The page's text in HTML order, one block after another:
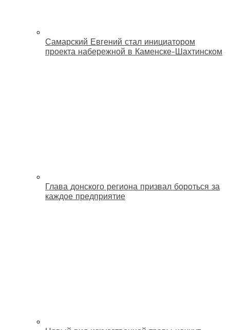
Самарский Евгений стал инициатором
проекта набережной в Каменске-Шахтинском
Глава донского региона призвал бороться за
каждое предприятие